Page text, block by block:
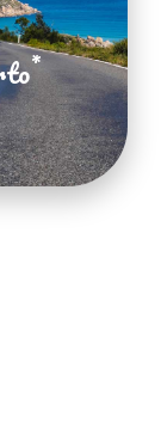
*
*